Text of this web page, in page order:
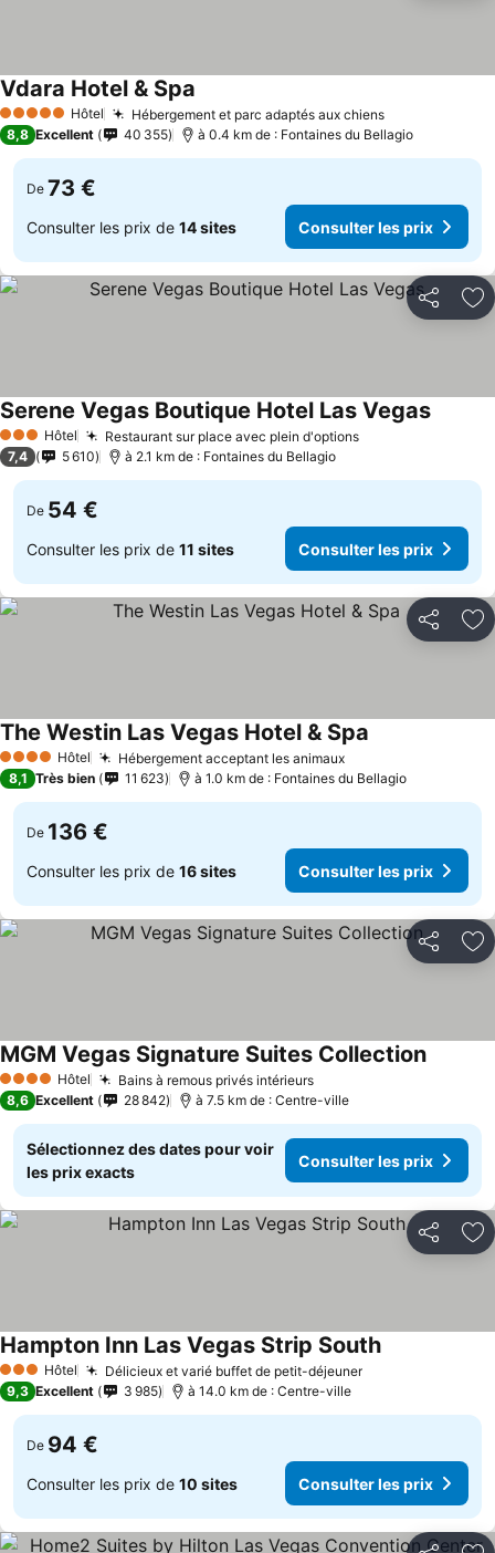
5 Étoiles Hôtel Hébergement et parc adaptés aux chiens
Vdara Hotel & Spa
8,8 Excellent 40 355 à 0.4 km de : Fontaines du Bellagio
De 73 €
Consulter les prix de 14 sites Consulter les prix
Partager
3 ÉtoilesHôtel Restaurant sur place avec plein d'options
Serene Vegas Boutique Hotel Las Vegas
7,4 5 610 à 2.1 km de : Fontaines du Bellagio
De 54 €
Consulter les prix de 11 sites Consulter les prix
Partager
4 Étoiles Hôtel Hébergement acceptant les animaux
The Westin Las Vegas Hotel & Spa
8,1 Très bien 11 623 à 1.0 km de : Fontaines du Bellagio
De 136 €
Consulter les prix de 16 sites Consulter les prix
Partager
4 Étoiles Hôtel Bains à remous privés intérieurs
MGM Vegas Signature Suites Collection
8,6 Excellent 28 842 à 7.5 km de : Centre-ville
Sélectionnez des dates pour voir
les prix exacts
Consulter les prix
Partager
3 ÉtoilesHôtel Délicieux et varié buffet de petit-déjeuner
Hampton Inn Las Vegas Strip South
9,3 Excellent 3 985 à 14.0 km de : Centre-ville
De 94 €
Consulter les prix de 10 sites Consulter les prix